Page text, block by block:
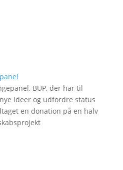
BUP, der har til
ideer og udfordre status
en donation på en halv